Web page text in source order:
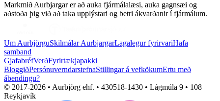
Markmið Aurbjargar er að auka fjármálalæsi, auka gagnsæi og
aðstoða þig við að taka upplýstari og betri ákvarðanir í fjármálum.
Um AurbjörguSkilmálar AurbjargarLagalegur fyrirvariHafa
samband
GjafabréfVerðFyrirtækjapakki
BloggiðPersónuverndarstefnaStillingar á vefkökumErtu með
ábendingu?
© 2017-2026 • Aurbjörg ehf. • 430518-1430 • Lágmúla 9 • 108
Reykjavík